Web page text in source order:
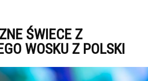
ŚWIECE Z
WOSKU Z POLSKI